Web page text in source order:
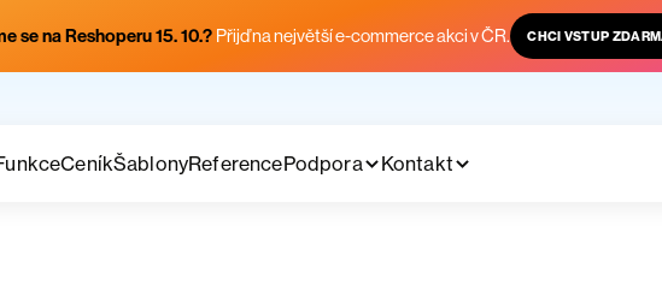
se na Reshoperu 15. 10.? Přijď na největší e-commerce akci v ČR. CHCI VSTUP
CeníkŠablonyReferencePodpora Kontakt